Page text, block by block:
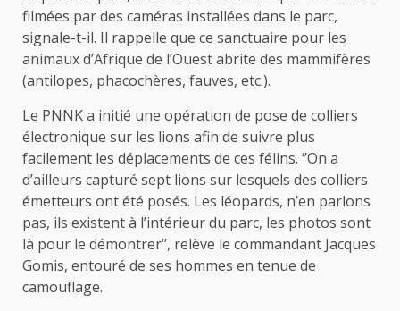
filmées par des caméras installées dans le parc,
signale-t-il. Il rappelle que ce sanctuaire pour les
animaux d’Afrique de l’Ouest abrite des mammifères
(antilopes, phacochères, fauves, etc.).
Le PNNK a initié une opération de pose de colliers
électronique sur les lions afin de suivre plus
facilement les déplacements de ces félins. ‘’On a
d’ailleurs capturé sept lions sur lesquels des colliers
émetteurs ont été posés. Les léopards, n’en parlons
pas, ils existent à l’intérieur du parc, les photos sont
là pour le démontrer’’, relève le commandant Jacques
Gomis, entouré de ses hommes en tenue de
camouflage.